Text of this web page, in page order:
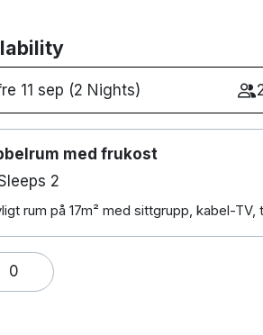
11 sep (2 Nights)
med frukost
2
rum på 17m² med sittgrupp, kabel-
0